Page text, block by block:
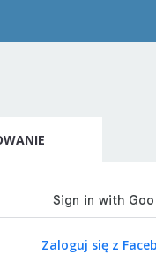
Zaloguj się z